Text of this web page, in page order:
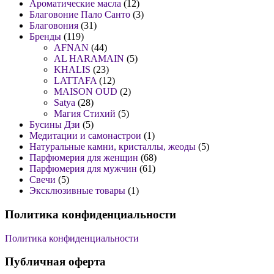
Ароматические масла (12)
Благовоние Пало Санто (3)
Благовония (31)
Бренды (119)
AFNAN (44)
AL HARAMAIN (5)
KHALIS (23)
LATTAFA (12)
MAISON OUD (2)
Satya (28)
Магия Стихий (5)
Бусины Дзи (5)
Медитации и самонастрои (1)
Натуральные камни, кристаллы, жеоды (5)
Парфюмерия для женщин (68)
Парфюмерия для мужчин (61)
Свечи (5)
Эксклюзивные товары (1)
Политика конфиденциальности
Политика конфиденциальности
Публичная оферта